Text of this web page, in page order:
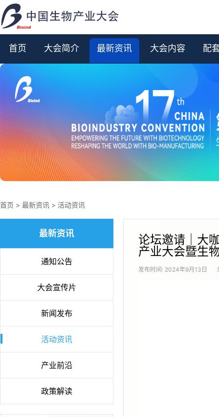
首页 大会简介 最新资讯 大会内容 配
首页 > 最新资讯 > 活动资讯
最新资讯
通知公告
大会宣传片
新闻发布
活动资讯
产业前沿
政策解读
论坛邀请｜大
产业大会暨生
发布时间: 2024年9月13日